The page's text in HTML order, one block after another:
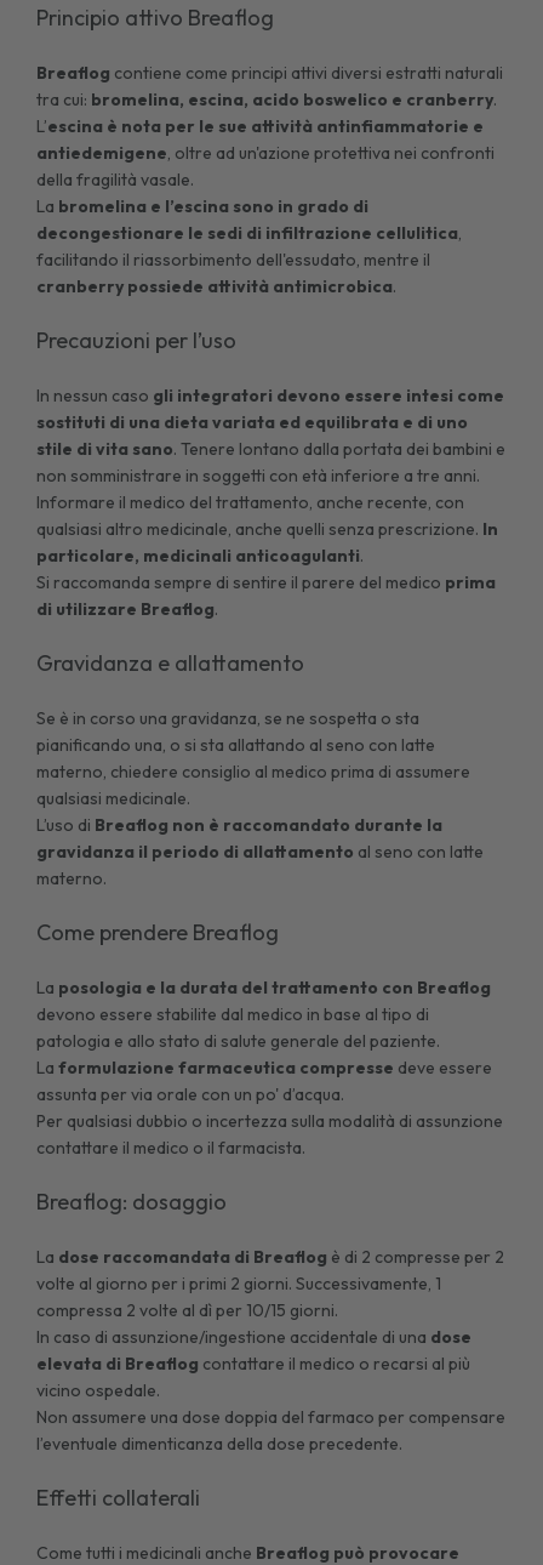
Principio attivo Breaflog
Breaflog contiene come principi attivi diversi estratti naturali
tra cui: bromelina, escina, acido boswelico e cranberry.
L’escina è nota per le sue attività antinfiammatorie e
antiedemigene, oltre ad un'azione protettiva nei confronti
della fragilità vasale.
La bromelina e l’escina sono in grado di
decongestionare le sedi di infiltrazione cellulitica,
facilitando il riassorbimento dell'essudato, mentre il
cranberry possiede attività antimicrobica.
Precauzioni per l’uso
In nessun caso gli integratori devono essere intesi come
sostituti di una dieta variata ed equilibrata e di uno
stile di vita sano. Tenere lontano dalla portata dei bambini e
non somministrare in soggetti con età inferiore a tre anni.
Informare il medico del trattamento, anche recente, con
qualsiasi altro medicinale, anche quelli senza prescrizione. In
particolare, medicinali anticoagulanti.
Si raccomanda sempre di sentire il parere del medico prima
di utilizzare Breaflog.
Gravidanza e allattamento
Se è in corso una gravidanza, se ne sospetta o sta
pianificando una, o si sta allattando al seno con latte
materno, chiedere consiglio al medico prima di assumere
qualsiasi medicinale.
L’uso di Breaflog non è raccomandato durante la
gravidanza il periodo di allattamento al seno con latte
materno.
Come prendere Breaflog
La posologia e la durata del trattamento con Breaflog
devono essere stabilite dal medico in base al tipo di
patologia e allo stato di salute generale del paziente.
Laformulazione farmaceutica compresse deve essere
assunta per via orale con un po' d’acqua.
Per qualsiasi dubbio o incertezza sulla modalità di assunzione
contattare il medico o il farmacista.
Breaflog: dosaggio
La dose raccomandata di Breaflog è di 2 compresse per 2
volte al giorno per i primi 2 giorni. Successivamente, 1
compressa 2 volte al dì per 10/15 giorni.
In caso di assunzione/ingestione accidentale di una dose
elevata di Breaflog contattare il medico o recarsi al più
vicino ospedale.
Non assumere una dose doppia del farmaco per compensare
l’eventuale dimenticanza della dose precedente.
Effetti collaterali
Come tutti i medicinali anche Breaflog può provocare